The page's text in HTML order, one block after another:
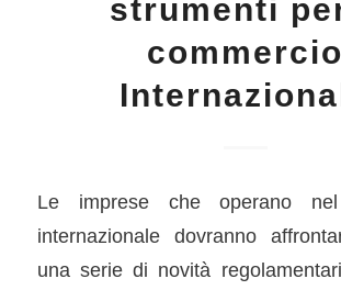
strumenti
commercio
Le imprese che operano nel
internazionale dovranno
una serie di novità